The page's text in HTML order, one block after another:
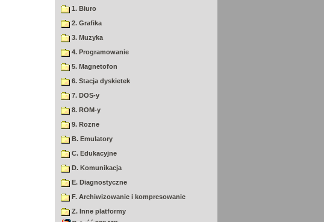
1. Biuro
2. Grafika
3. Muzyka
4. Programowanie
5. Magnetofon
6. Stacja dyskietek
7. DOS-y
8. ROM-y
9. Rozne
B. Emulatory
C. Edukacyjne
D. Komunikacja
E. Diagnostyczne
F. Archiwizowanie i kompresowanie
Z. Inne platformy